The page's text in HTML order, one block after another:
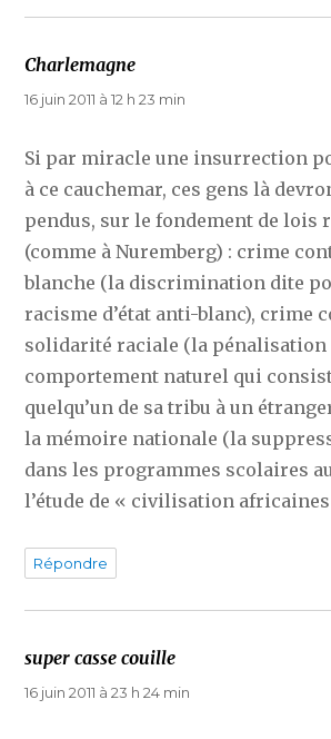
Charlemagne
16 juin 2011 à 12 h 23 min
Si par miracle une insurrection
à ce cauchemar, ces gens là
pendus, sur le fondement de lois
(comme à Nuremberg) : crime
blanche (la discrimination dite
racisme d’état anti-blanc), crime
solidarité raciale (la pénalisation
comportement naturel qui
quelqu’un de sa tribu à un
la mémoire nationale (la
dans les programmes scolaires
l’étude de « civilisation
Répondre
super casse couille
16 juin 2011 à 23 h 24 min